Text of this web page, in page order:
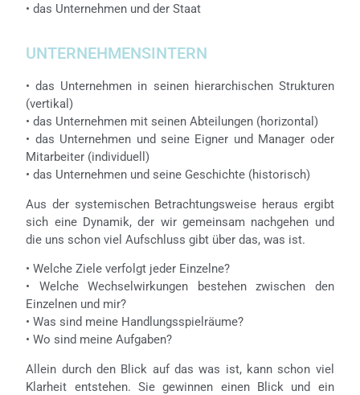
• das Unternehmen und der Staat
UNTERNEHMENSINTERN
• das Unternehmen in seinen hierarchischen Strukturen
(vertikal)
• das Unternehmen mit seinen Abteilungen (horizontal)
• das Unternehmen und seine Eigner und Manager oder
Mitarbeiter (individuell)
• das Unternehmen und seine Geschichte (historisch)
Aus der systemischen Betrachtungsweise heraus ergibt
sich eine Dynamik, der wir gemeinsam nachgehen und
die uns schon viel Aufschluss gibt über das, was ist.
• Welche Ziele verfolgt jeder Einzelne?
• Welche Wechselwirkungen bestehen zwischen den
Einzelnen und mir?
• Was sind meine Handlungsspielräume?
• Wo sind meine Aufgaben?
Allein durch den Blick auf das was ist, kann schon viel
Klarheit entstehen. Sie gewinnen einen Blick und ein